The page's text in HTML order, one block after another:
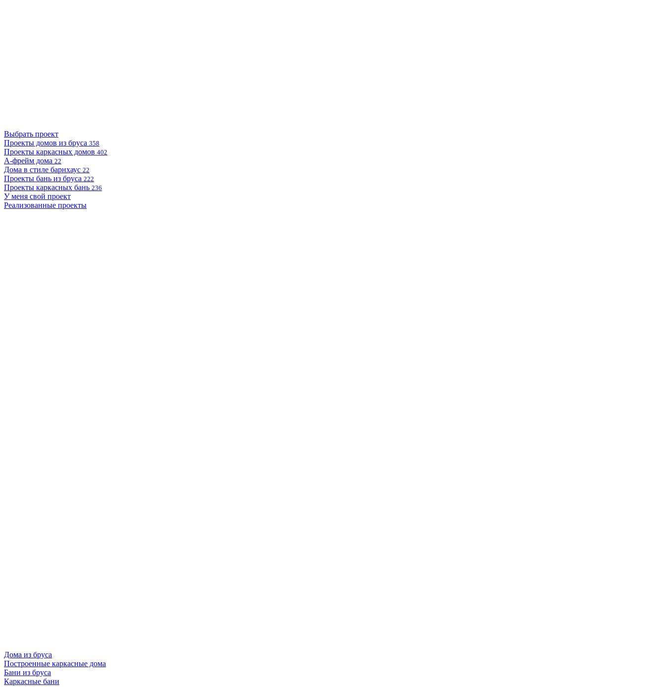
Выбрать проект
Проекты домов из бруса 358
Проекты каркасных домов 402
А-фрейм дома 22
Дома в стиле барнхаус 22
Проекты бань из бруса 222
Проекты каркасных бань 236
У меня свой проект
Реализованные проекты
Дома из бруса
Построенные каркасные дома
Бани из бруса
Каркасные бани